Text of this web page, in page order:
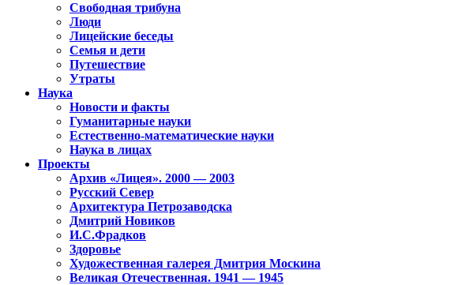
Свободная трибуна
Люди
Лицейские беседы
Семья и дети
Путешествие
Утраты
Наука
Новости и факты
Гуманитарные науки
Естественно-математические науки
Наука в лицах
Проекты
Архив «Лицея». 2000 — 2003
Русский Север
Архитектура Петрозаводска
Дмитрий Новиков
И.С.Фрадков
Здоровье
Художественная галерея Дмитрия Москина
Великая Отечественная. 1941 — 1945